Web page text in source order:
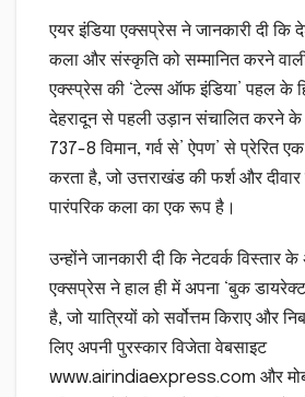
एयर इंडिया एक्सप्रेस ने जानकारी दी कि
कला और संस्कृति को सम्मानित करने वाली
एक्स्प्रेस की ‘टेल्स ऑफ इंडिया’ पहल के
देहरादून से पहली उड़ान संचालित करने के
737-8 विमान, गर्व से’ ऐपण’ से प्रेरित
करता है, जो उत्तराखंड की फर्श और दीवार
पारंपरिक कला का एक रूप है।
उन्होंने जानकारी दी कि नेटवर्क विस्तार
एक्सप्रेस ने हाल ही में अपना ‘बुक
है, जो यात्रियों को सर्वोत्तम किराए और
लिए अपनी पुरस्कार विजेता वेबसाइट
www.airindiaexpress.com और